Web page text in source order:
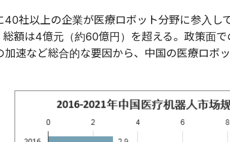
40社以上の企業が医療ロボット分野に参入し
額は4億元（約60億円）を超える。政策面
加速など総合的な要因から、中国の医療ロボ